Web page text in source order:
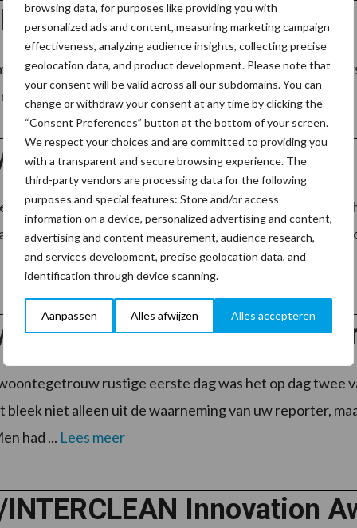
browsing data, for purposes like providing you with
personalized ads and content, measuring marketing campaign
effectiveness, analyzing audience insights, collecting precise
geolocation data, and product development. Please note that
your consent will be valid across all our subdomains. You can
change or withdraw your consent at any time by clicking the
“Consent Preferences” button at the bottom of your screen.
We respect your choices and are committed to providing you
with a transparent and secure browsing experience. The
third-party vendors are processing data for the following
purposes and special features: Store and/or access
information on a device, personalized advertising and content,
advertising and content measurement, audience research,
and services development, precise geolocation data, and
identification through device scanning.
Aanpassen Alles afwijzen Alles accepteren
2016
er op. Gelukkig hebben we de beelden nog: In de
...
Lees meer
dendert dooor…
drukke dag gisteren op ISSA/INTERCLEAN! Met
Onze vliegende reporter Leon van den Berg
druk, drukker,
rustige eerste dag was het op dag twee
bleek niet alleen uit de waarneming van uw reporter,
had ... Lees meer
Innovation